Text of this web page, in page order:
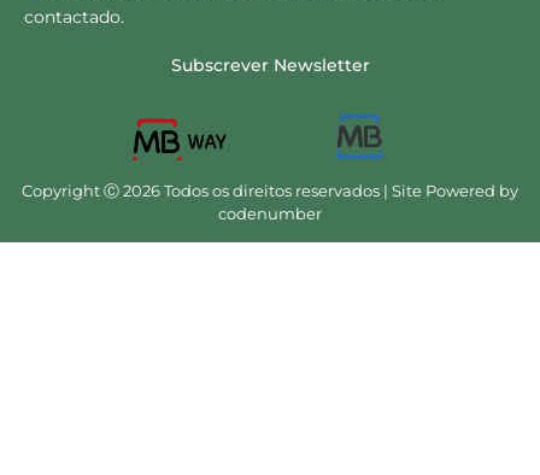
contactado.
Subscrever Newsletter
Copyright Ⓒ 2026 Todos os direitos reservados | Site Powered by
codenumber